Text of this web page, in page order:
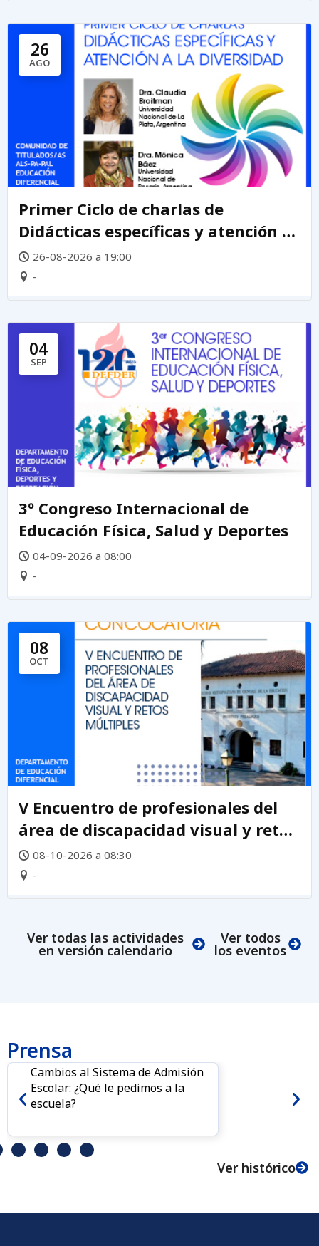
26
AGO
Primer Ciclo de charlas de
Didácticas específicas y atención a
la diversidad
26-08-2026 a 19:00
-
04
SEP
3º Congreso Internacional de
Educación Física, Salud y Deportes
04-09-2026 a 08:00
-
08
OCT
V Encuentro de profesionales del
área de discapacidad visual y retos
múltiples 2026
08-10-2026 a 08:30
-
Ver todas las actividades
en versión calendario
Ver todos
los eventos
Prensa
Cambios al Sistema de Admisión
Escolar: ¿Qué le pedimos a la
escuela?
Ver histórico